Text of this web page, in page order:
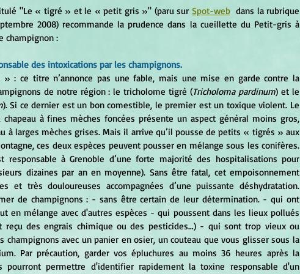
"Le « tigré » et le « petit gris »" (paru sur Spot-web
  dans la rubrique
2008) recommande la prudence dans la cueillette du Petit-gris à
champignon :
des intoxications par les champignons.
ce titre n’annonce pas une fable, mais une mise en garde contre la
de notre région : le tricholome tigré (Tricholoma pardinum) et le
). Si ce dernier est un bon comestible, le premier est un toxique violent. Le
à fines mèches foncées présente un aspect général moins gros,
à larges mèches grises. Mais il arrive qu’il pousse de petits « tigrés » aux
ces deux espèces peuvent pousser en mélange sous les conifères.
responsable à Grenoble d’une forte majorité des hospitalisations pour
dizaines par an en moyenne). Sans être fatal, cet empoisonnement
et très douloureuses accompagnées d’une puissante déshydratation.
de champignons : - sans être certain de leur détermination. - qui ont
en mélange avec d'autres espèces - qui poussent dans les lieux pollués
reçu des engrais chimique ou des pesticides…) - qui sont trop vieux ou
avec un panier en osier, un couteau que vous glisser sous la
Par précaution, garder vos épluchures au moins 36 heures après la
pourront permettre d'identifier rapidement la toxine responsable d'un